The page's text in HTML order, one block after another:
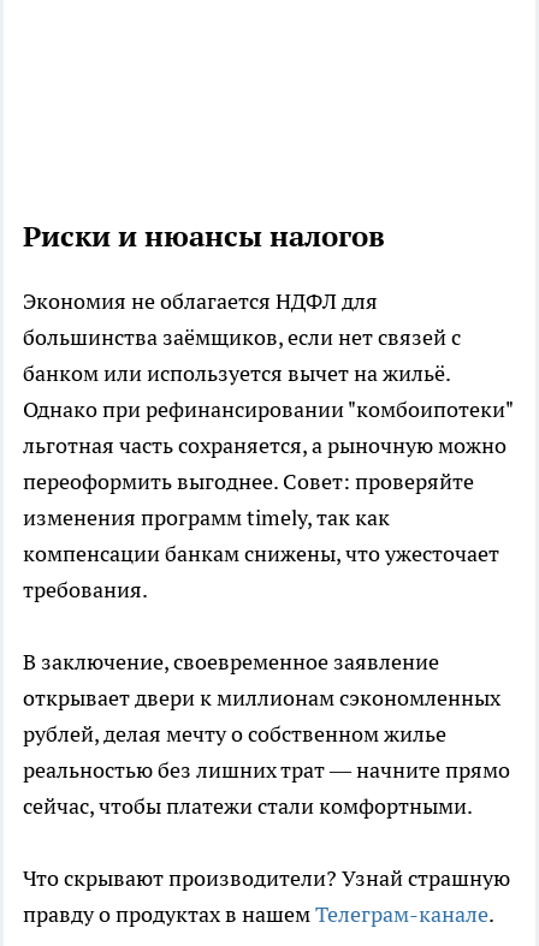
Риски и нюансы налогов
Экономия не облагается НДФЛ для
большинства заёмщиков, если нет связей с
банком или используется вычет на жильё.
Однако при рефинансировании "комбоипотеки"
льготная часть сохраняется, а рыночную можно
переоформить выгоднее. Совет: проверяйте
изменения программ timely, так как
компенсации банкам снижены, что ужесточает
требования.
В заключение, своевременное заявление
открывает двери к миллионам сэкономленных
рублей, делая мечту о собственном жилье
реальностью без лишних трат — начните прямо
сейчас, чтобы платежи стали комфортными.
Что скрывают производители? Узнай страшную
правду о продуктах в нашемТелеграм-канале.